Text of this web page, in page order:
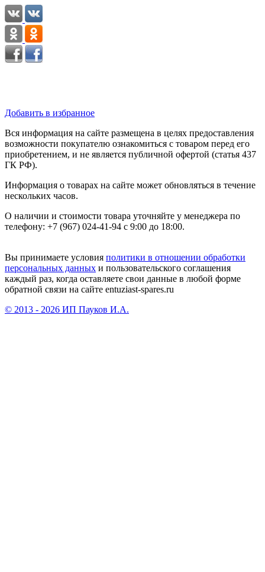
Добавить в избранное
Вся информация на сайте размещена в целях предоставления
возможности покупателю ознакомиться с товаром перед его
приобретением, и не является публичной офертой (статья 437
ГК РФ).
Информация о товарах на сайте может обновляться в течение
нескольких часов.
О наличии и стоимости товара уточняйте у менеджера по
телефону: +7 (967) 024-41-94 с 9:00 до 18:00.
Вы принимаете условия политики в отношении обработки
персональных данных и пользовательского соглашения
каждый раз, когда оставляете свои данные в любой форме
обратной связи на сайте entuziast-spares.ru
© 2013 - 2026 ИП Пауков И.А.